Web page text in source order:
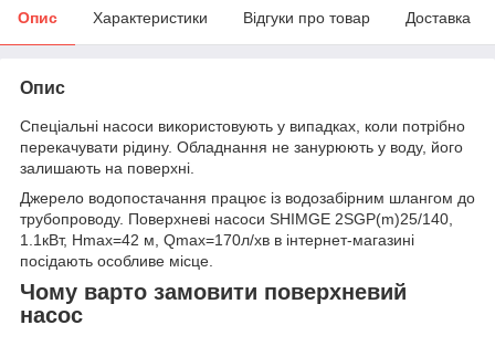
Опис Характеристики Відгуки про товар Доставка
Опис
Спеціальні насоси використовують у випадках, коли потрібно
перекачувати рідину. Обладнання не занурюють у воду, його
залишають на поверхні.
Джерело водопостачання працює із водозабірним шлангом до
трубопроводу. Поверхневі насоси SHIMGE 2SGP(m)25/140,
1.1кВт, Нmax=42 м, Qmax=170л/хв в інтернет-магазині
посідають особливе місце.
Чому варто замовити поверхневий
насос